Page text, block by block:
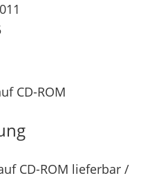
CD-ROM
CD-ROM lieferbar /